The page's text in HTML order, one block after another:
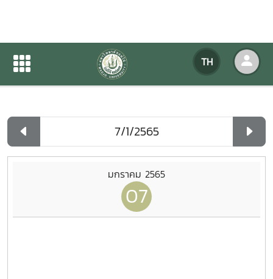
TH
ปฏิทินกิจกรรมของหน่วยงาน
ปฏิทินกิจกรรมของหน่วยงาน
มกราคม 2565
07